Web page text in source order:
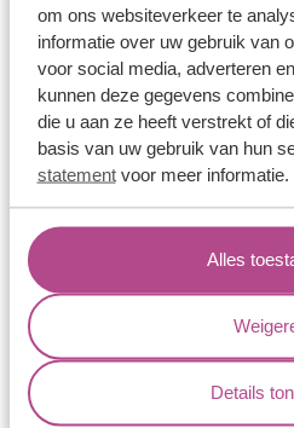
om ons websiteverkeer te
informatie over uw gebruik van
voor social media, adverteren
kunnen deze gegevens
die u aan ze heeft verstrekt of
basis van uw gebruik van hun
statementvoor meer informatie.
Alles
Details
Vriendschapsringen
Over ons
Aller Spanninga
Historie
Certificaten
Blogs
Jouw voordelen
Conflictvrije Materialen
Oneindig veel mogelijkheden
Kwaliteit